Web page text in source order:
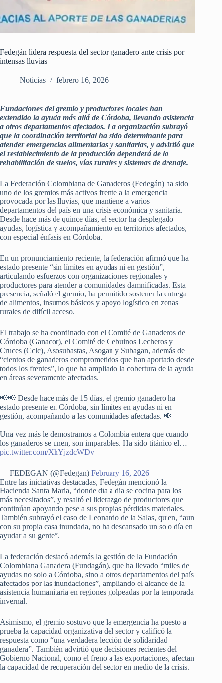
Fedegán lidera respuesta del sector ganadero ante crisis por
intensas lluvias
Noticias febrero 16, 2026
Fundaciones del gremio y productores locales han
extendido la ayuda más allá de Córdoba, llevando asistencia
a otros departamentos afectados. La organización subrayó
que la coordinación territorial ha sido determinante para
atender emergencias alimentarias y sanitarias, y advirtió que
el restablecimiento de la producción dependerá de la
rehabilitación de suelos, vías rurales y sistemas de drenaje.
La Federación Colombiana de Ganaderos (Fedegán) ha sido
uno de los gremios más activos frente a la emergencia
provocada por las lluvias, que mantiene a varios
departamentos del país en una crisis económica y sanitaria.
Desde hace más de quince días, el sector ha desplegado
ayudas, logística y acompañamiento en territorios afectados,
con especial énfasis en Córdoba.
En un pronunciamiento reciente, la federación afirmó que ha
estado presente “sin límites en ayudas ni en gestión”,
articulando esfuerzos con organizaciones regionales y
productores para atender a comunidades damnificadas. Esta
presencia, señaló el gremio, ha permitido sostener la entrega
de alimentos, insumos básicos y apoyo logístico en zonas
rurales de difícil acceso.
El trabajo se ha coordinado con el Comité de Ganaderos de
Córdoba (Ganacor), el Comité de Cebuinos Lecheros y
Cruces (Cclc), Asosubastas, Asogan y Subagan, además de
“cientos de ganaderos comprometidos que han aportado desde
todos los frentes”, lo que ha ampliado la cobertura de la ayuda
en áreas severamente afectadas.
📢📢 Desde hace más de 15 días, el gremio ganadero ha
estado presente en Córdoba, sin límites en ayudas ni en
gestión, acompañando a las comunidades afectadas. 📢
Una vez más le demostramos a Colombia entera que cuando
los ganaderos se unen, son imparables. Ha sido titánico el…
pic.twitter.com/XhYjzdcWDv
— FEDEGAN (@Fedegan) February 16, 2026
Entre las iniciativas destacadas, Fedegán mencionó la
Hacienda Santa María, “donde día a día se cocina para los
más necesitados”, y resaltó el liderazgo de productores que
continúan apoyando pese a sus propias pérdidas materiales.
También subrayó el caso de Leonardo de la Salas, quien, “aun
con su propia casa inundada, no ha descansado un solo día en
ayudar a su gente”.
La federación destacó además la gestión de la Fundación
Colombiana Ganadera (Fundagán), que ha llevado “miles de
ayudas no solo a Córdoba, sino a otros departamentos del país
afectados por las inundaciones”, ampliando el alcance de la
asistencia humanitaria en regiones golpeadas por la temporada
invernal.
Asimismo, el gremio sostuvo que la emergencia ha puesto a
prueba la capacidad organizativa del sector y calificó la
respuesta como “una verdadera lección de solidaridad
ganadera”. También advirtió que decisiones recientes del
Gobierno Nacional, como el freno a las exportaciones, afectan
la capacidad de recuperación del sector en medio de la crisis.